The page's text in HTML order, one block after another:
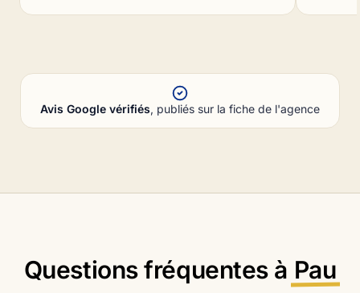
Avis Google vérifiés, publiés sur la fiche de l'agence
Questions fréquentes à Pau